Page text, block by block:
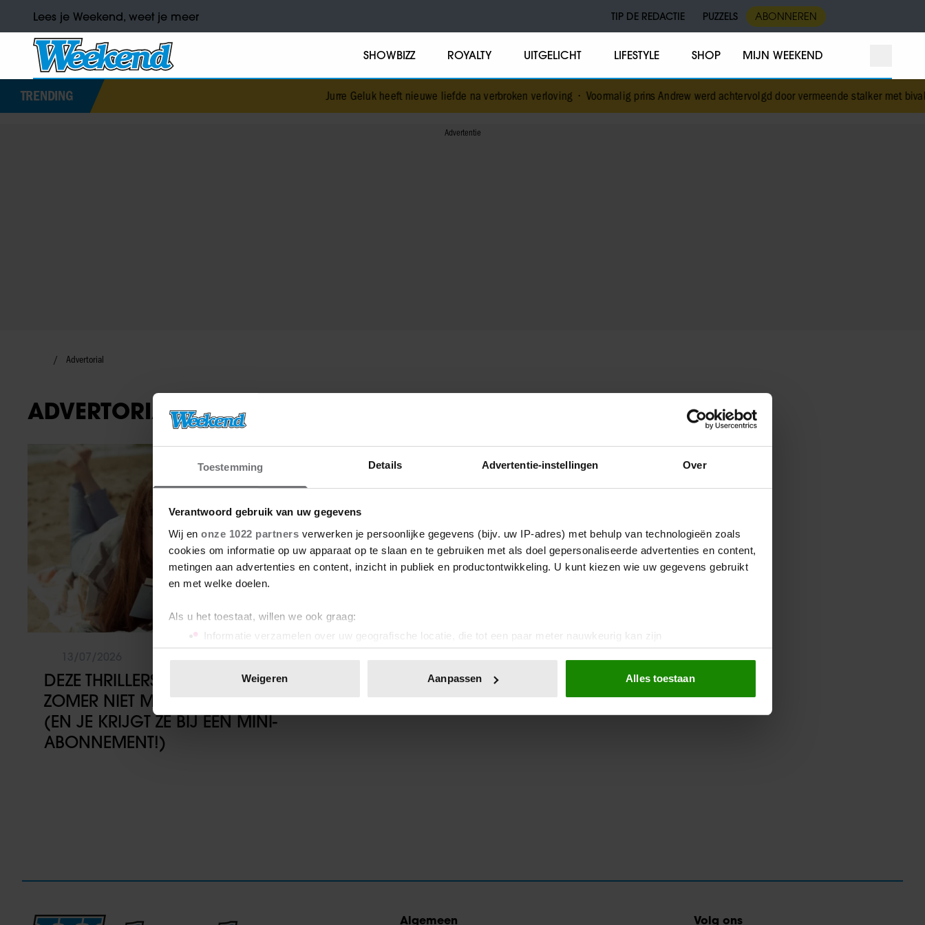
Toestemming Details Advertentie-instellingen Over
Verantwoord gebruik van uw gegevens
Wij en onze 1022 partners verwerken je persoonlijke gegevens (bijv. uw IP-adres) met behulp van technologieën zoals
cookies om informatie op uw apparaat op te slaan en te gebruiken met als doel gepersonaliseerde advertenties en content,
metingen aan advertenties en content, inzicht in publiek en productontwikkeling. U kunt kiezen wie uw gegevens gebruikt
en met welke doelen.
Als u het toestaat, willen we ook graag:
Informatie verzamelen over uw geografische locatie, die tot een paar meter nauwkeurig kan zijn
Uw apparaat identificeren door het actief te scannen op specifieke eigenschappen (fingerprinting)
toestemming op elk moment wijzigen of intrekken in de Cookieverklaring.
We gebruiken cookies om content en advertenties te personaliseren, om functies voor social media te bieden en om ons
Weigeren Aanpassen Alles toestaan
Lees je Weekend, weet je meer TIP DE REDACTIE PUZZELS ABONNEREN
SHOWBIZZ ROYALTY UITGELICHT LIFESTYLE SHOP MIJN WEEKEND
TRENDING Jurre Geluk heeft nieuwe liefde na verbroken verloving•Voormalig prins Andrew werd achtervolgd door vermeende stalker met
Advertorial
ADVERTORIAL
DEZE THRILLERS WIL JE DEZE
ZOMER NIET MEER WEGLEGGEN
(EN JE KRIJGT ZE BIJ EEN MINI-
ABONNEMENT!)
Algemeen Volg ons